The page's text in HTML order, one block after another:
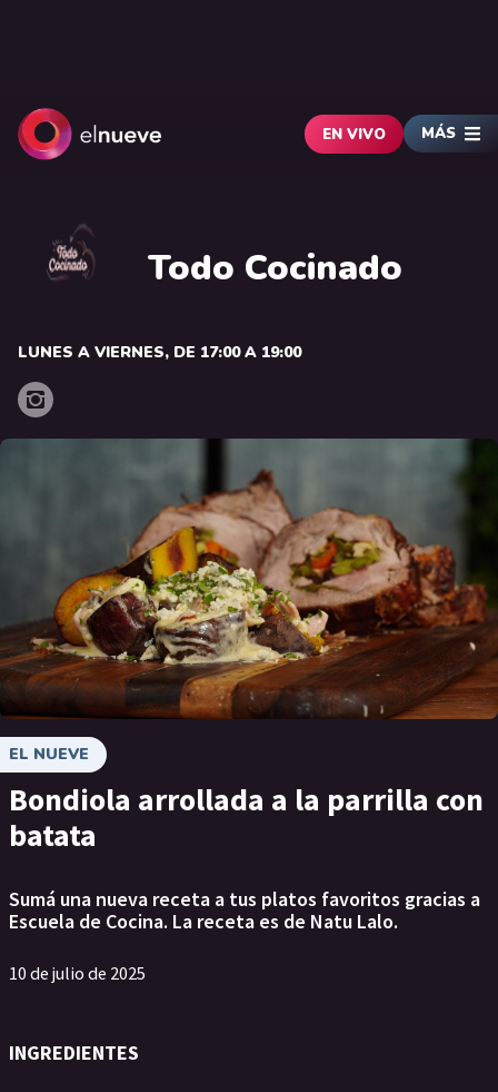
EN VIVO MÁS
Todo Cocinado
LUNES A VIERNES, DE 17:00 A 19:00
EL NUEVE
Bondiola arrollada a la parrilla con
batata
Sumá una nueva receta a tus platos favoritos gracias a
Escuela de Cocina. La receta es de Natu Lalo.
10 de julio de 2025
INGREDIENTES